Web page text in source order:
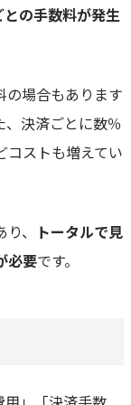
の手数料が発生
の場合もあります
決済ごとに数％
コストも増えてい
、 トータルで見
必要です。